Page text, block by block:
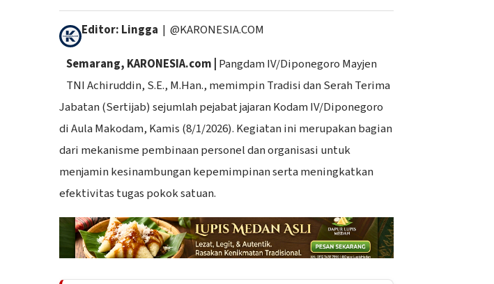
Editor: Lingga | @KARONESIA.COM
Semarang, KARONESIA.com | Pangdam IV/Diponegoro Mayjen
TNI Achiruddin, S.E., M.Han., memimpin Tradisi dan Serah Terima
Jabatan (Sertijab) sejumlah pejabat jajaran Kodam IV/Diponegoro
di Aula Makodam, Kamis (8/1/2026). Kegiatan ini merupakan bagian
dari mekanisme pembinaan personel dan organisasi untuk
menjamin kesinambungan kepemimpinan serta meningkatkan
efektivitas tugas pokok satuan.